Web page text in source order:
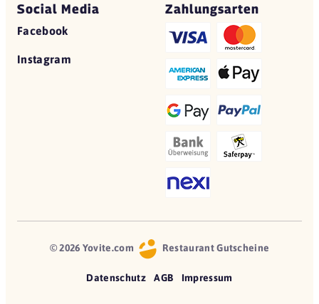
Social Media
Facebook
Instagram
Zahlungsarten
© 2026 Yovite.com Restaurant Gutscheine
Datenschutz AGB Impressum